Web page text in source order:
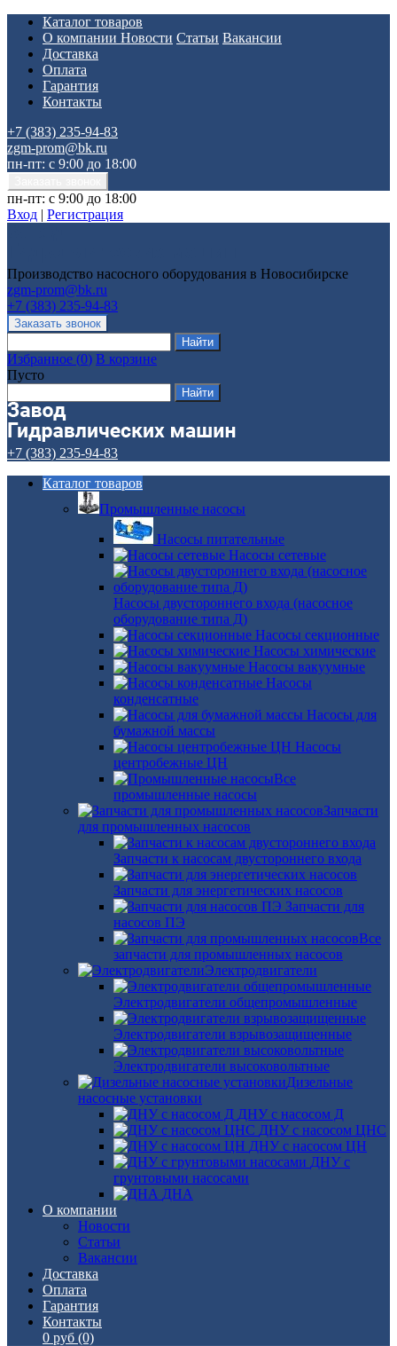
Каталог товаров
О компании Новости Статьи Вакансии
Доставка
Оплата
Гарантия
Контакты
+7 (383) 235-94-83
zgm-prom@bk.ru
пн-пт: с 9:00 до 18:00
пн-пт: с 9:00 до 18:00
Вход | Регистрация
Производство насосного оборудования в Новосибирске
zgm-prom@bk.ru
+7 (383) 235-94-83
Избранное (0) В корзине
Пусто
+7 (383) 235-94-83
Каталог товаров
Промышленные насосы
Насосы питательные
Насосы сетевые
Насосы двустороннего входа (насосное
оборудование типа Д)
Насосы секционные
Насосы химические
Насосы вакуумные
Насосы
конденсатные
Насосы для
бумажной массы
Насосы
центробежные ЦН
Все
промышленные насосы
Запчасти
для промышленных насосов
Запчасти к насосам двустороннего входа
Запчасти для энергетических насосов
Запчасти для
насосов ПЭ
Все
запчасти для промышленных насосов
Электродвигатели
Электродвигатели общепромышленные
Электродвигатели взрывозащищенные
Электродвигатели высоковольтные
Дизельные
насосные установки
ДНУ с насосом Д
ДНУ с насосом ЦНС
ДНУ с насосом ЦН
ДНУ с
грунтовыми насосами
ДНА
О компании
Новости
Статьи
Вакансии
Доставка
Оплата
Гарантия
Контакты
0 руб (0)